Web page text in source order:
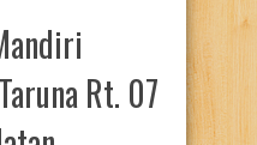
Rt. 07